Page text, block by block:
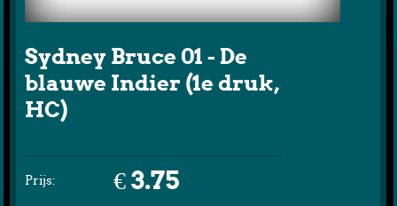
Sydney Bruce 01 - De
blauwe Indier (1e druk,
HC)
Prijs: € 3.75